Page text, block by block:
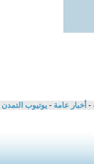
- أخبار عامة - يوتيوب التمدن